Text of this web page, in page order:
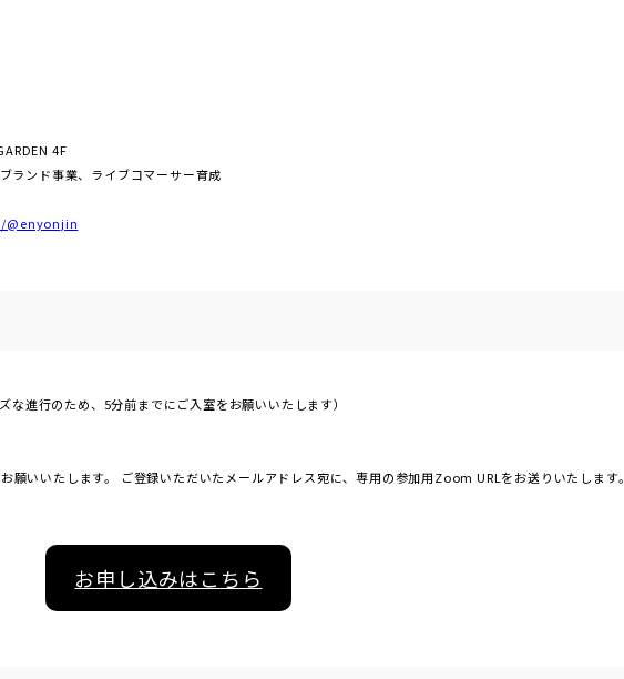
4F
ランド事業、ライブコマーサー育成
進行のため、5分前までにご入室をお願いいたします）
願いいたします。 ご登録いただいたメールアドレス宛に、専用の参加用Zoom URLをお送りいたします。
お申し込みはこちら